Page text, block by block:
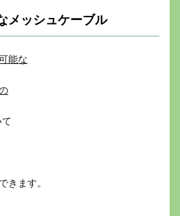
メッシュケーブル
能な
て
きます。